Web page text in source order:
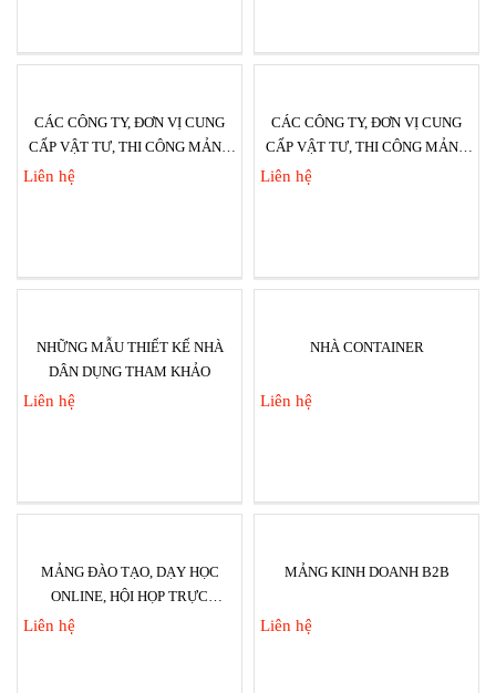
CÁC CÔNG TY, ĐƠN VỊ CUNG
CẤP VẬT TƯ, THI CÔNG MẢNG
AN TOÀN LAO ĐỘNG (BẢO HỘ
Liên hệ
CÁC CÔNG TY, ĐƠN VỊ CUNG
CẤP VẬT TƯ, THI CÔNG MẢNG
VẬT LIỆU XÂY DỰNG PHẦN
Liên hệ
NHỮNG MẪU THIẾT KẾ NHÀ
DÂN DỤNG THAM KHẢO
Liên hệ
NHÀ CONTAINER
Liên hệ
MẢNG ĐÀO TẠO, DẠY HỌC
ONLINE, HỘI HỌP TRỰC
Liên hệ
MẢNG KINH DOANH B2B
Liên hệ